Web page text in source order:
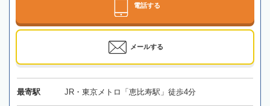
電話する
メールする
最寄駅 JR・東京メトロ「恵比寿駅」徒歩4分